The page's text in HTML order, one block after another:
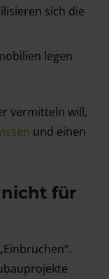
sich die
legen
vermitteln will,
und einen
für